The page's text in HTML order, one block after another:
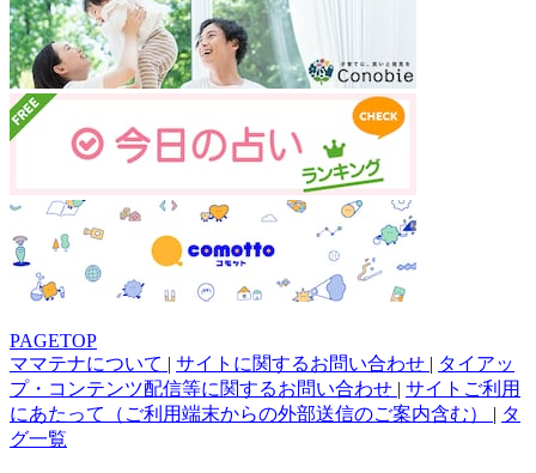
PAGETOP
ママテナについて | サイトに関するお問い合わせ | タイアッ
プ・コンテンツ配信等に関するお問い合わせ | サイトご利用
にあたって（ご利用端末からの外部送信のご案内含む） | タ
グ一覧